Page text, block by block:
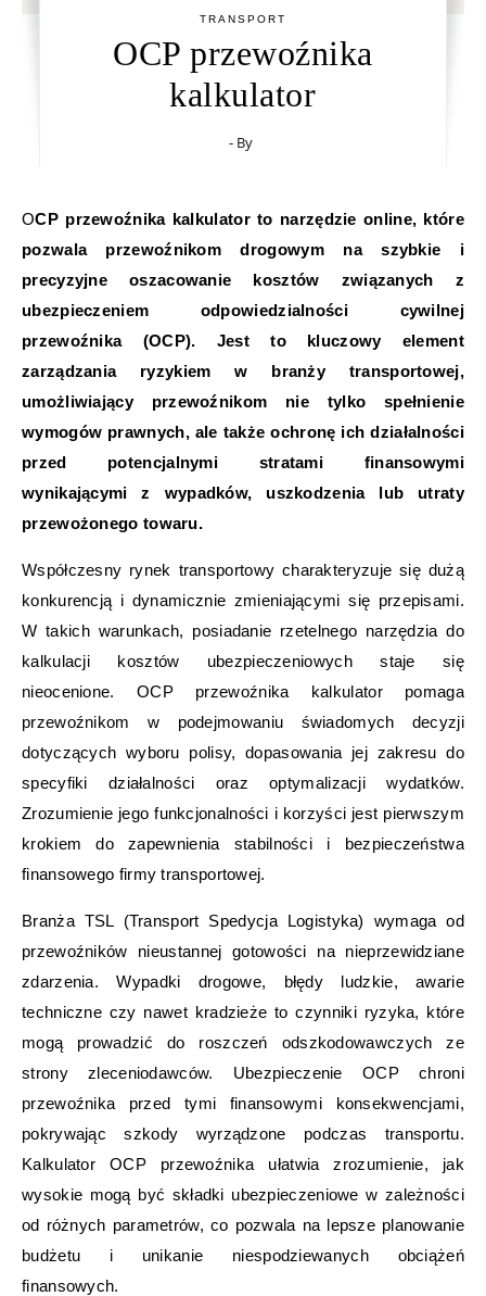
TRANSPORT
OCP przewoźnika
kalkulator
- By
OCP przewoźnika kalkulator to narzędzie online, które
pozwala przewoźnikom drogowym na szybkie i
precyzyjne oszacowanie kosztów związanych z
ubezpieczeniem odpowiedzialności cywilnej
przewoźnika (OCP). Jest to kluczowy element
zarządzania ryzykiem w branży transportowej,
umożliwiający przewoźnikom nie tylko spełnienie
wymogów prawnych, ale także ochronę ich działalności
przed potencjalnymi stratami finansowymi
wynikającymi z wypadków, uszkodzenia lub utraty
przewożonego towaru.
Współczesny rynek transportowy charakteryzuje się dużą
konkurencją i dynamicznie zmieniającymi się przepisami.
W takich warunkach, posiadanie rzetelnego narzędzia do
kalkulacji kosztów ubezpieczeniowych staje się
nieocenione. OCP przewoźnika kalkulator pomaga
przewoźnikom w podejmowaniu świadomych decyzji
dotyczących wyboru polisy, dopasowania jej zakresu do
specyfiki działalności oraz optymalizacji wydatków.
Zrozumienie jego funkcjonalności i korzyści jest pierwszym
krokiem do zapewnienia stabilności i bezpieczeństwa
finansowego firmy transportowej.
Branża TSL (Transport Spedycja Logistyka) wymaga od
przewoźników nieustannej gotowości na nieprzewidziane
zdarzenia. Wypadki drogowe, błędy ludzkie, awarie
techniczne czy nawet kradzieże to czynniki ryzyka, które
mogą prowadzić do roszczeń odszkodowawczych ze
strony zleceniodawców. Ubezpieczenie OCP chroni
przewoźnika przed tymi finansowymi konsekwencjami,
pokrywając szkody wyrządzone podczas transportu.
Kalkulator OCP przewoźnika ułatwia zrozumienie, jak
wysokie mogą być składki ubezpieczeniowe w zależności
od różnych parametrów, co pozwala na lepsze planowanie
budżetu i unikanie niespodziewanych obciążeń
finansowych.